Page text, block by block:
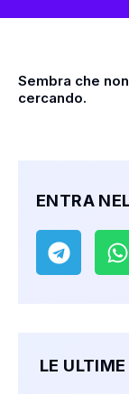
Sembra che
cercando.
ENTRA
LE